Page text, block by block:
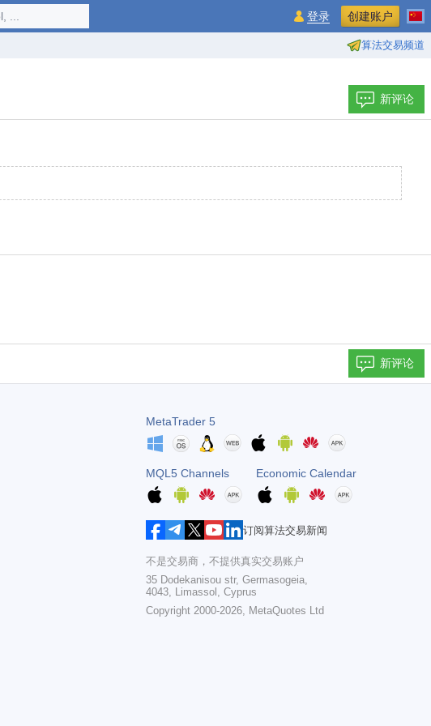
算法交易频道
... 登录 创建账户
新评论
新评论
MetaTrader 5
MQL5 Channels Economic Calendar
订阅算法交易新闻
不是交易商，不提供真实交易账户
35 Dodekanisou str, Germasogeia,
4043, Limassol, Cyprus
Copyright 2000-2026, MetaQuotes Ltd